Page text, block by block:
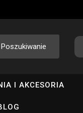
Poszukiwanie
I AKCESORIA